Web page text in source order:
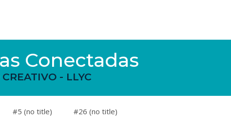
Conectadas
- LLYC
#5 (no title) #26 (no title)